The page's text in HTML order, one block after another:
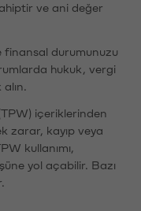
ve ani değer
finansal durumunuzu
hukuk, vergi
içeriklerinden
zarar, kayıp veya
kullanımı,
yol açabilir. Bazı